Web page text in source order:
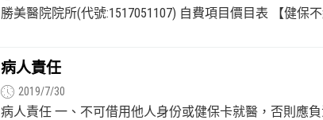
勝美醫院院所(代號:1517051107) 自費項目價目表 【健保
病人責任
2019/7/30
病人責任 一、不可借用他人身份或健保卡就醫，否則應